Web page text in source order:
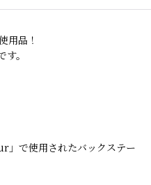
用品！
。
で使用されたバックステー